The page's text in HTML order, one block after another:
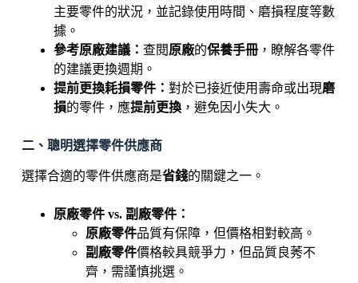
主要零件的狀況，並記錄使用時間、磨損程度等數
據。
參考原廠建議： 查閱原廠的保養手冊，瞭解各零件
的建議更換週期。
提前更換耗損零件： 對於已接近使用壽命或出現磨
損的零件，應提前更換，避免因小失大。
二、聰明選擇零件供應商
選擇合適的零件供應商是省錢的關鍵之一。
原廠零件 vs. 副廠零件：
原廠零件品質有保障，但價格相對較高。
副廠零件價格較具競爭力，但品質良莠不
齊，需謹慎挑選。